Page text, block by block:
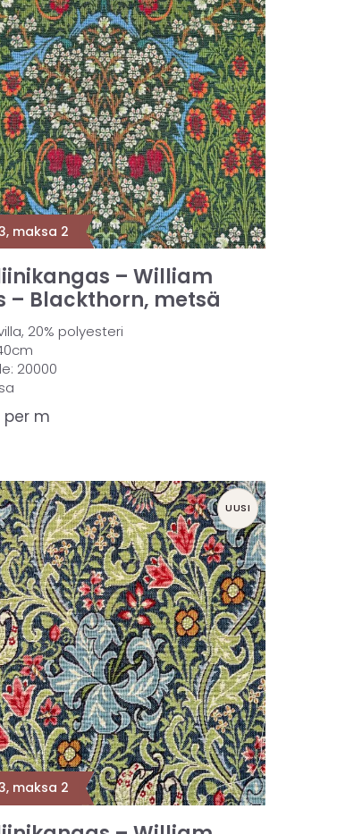
– William
– Blackthorn, metsä
20% polyesteri
20000
per m
maksa 2
UUSI
maksa 2